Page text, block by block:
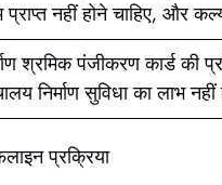
प्राप्त नहीं होने चाहिए, और
श्रमिक पंजीकरण कार्ड की
निर्माण सुविधा का लाभ
प्रक्रिया